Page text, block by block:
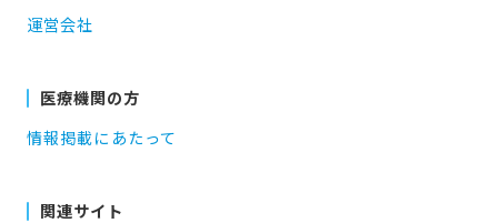
運営会社
医療機関の方
情報掲載にあたって
関連サイト